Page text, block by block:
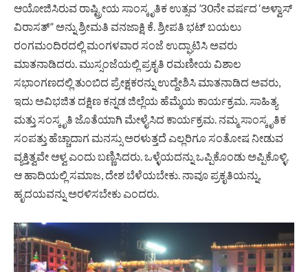
ಆಯೋಜಿಸಿರುವ ರಾಷ್ಟ್ರೀಯ ಸಾಂಸ್ಕೃತಿಕ ಉತ್ಸವ ’30ನೇ ವರ್ಷದ ‘ಅಳ್ವಾಸ್
ವಿರಾಸತ್” ಅನ್ನು ಶ್ರೀಮತಿ ವನಜಾಕ್ಷಿ ಕೆ. ಶ್ರೀಪತಿ ಭಟ್ ಬಯಲು
ರಂಗಮಂದಿರದಲ್ಲಿ ಮಂಗಳವಾರ ಸಂಜೆ ಉದ್ಘಾಟಿಸಿ ಅವರು
ಮಾತನಾಡಿದರು. ಮುಸ್ಸಂಜೆಯಲ್ಲಿ ಪ್ರಕೃತಿ ರಮಣೀಯ ವಿಶಾಲ
ಸಭಾಂಗಣದಲ್ಲಿ ತುಂಬಿದ ಪ್ರೇಕ್ಷಕರನ್ನು ಉದ್ದೇಶಿಸಿ ಮಾತನಾಡಿದ ಅವರು,
ಇದು ಅವಿಭಜಿತ ದಕ್ಷಿಣ ಕನ್ನಡ ಜಿಲ್ಲೆಯ ಹೆಮ್ಮೆಯ ಕಾರ್ಯಕ್ರಮ. ಸಾಹಿತ್ಯ
ಮತ್ತು ಸಂಸ್ಕೃತಿ ಜೊತೆಯಾಗಿ ಮೇಳೈಸಿದ ಕಾರ್ಯಕ್ರಮ. ನಮ್ಮ ಸಾಂಸ್ಕೃತಿಕ
ಸಂಪತ್ತು ಹೆಚ್ಚಾದಾಗ ಮನಸ್ಸು ಅರಳುತ್ತದೆ ಎಲ್ಲರಿಗೂ ಸಂತೋಷ ನೀಡುವ
ವ್ಯಕ್ತಿತ್ವವೇ ಆಳ್ವ ಎಂದು ಬಣ್ಣಿಸಿದರು. ಒಳ್ಳೆಯದನ್ನು ಒಪ್ಪಿಕೊಂಡು ಅಪ್ಪಿಕೊಳ್ಳಿ.
ಆ ಹಾದಿಯಲ್ಲಿ ಸಮಾಜ, ದೇಶ ಬೆಳೆಯಬೇಕು. ನಾವೂ ಪ್ರಕೃತಿಯನ್ನು,
ಹೃದಯವನ್ನು ಅರಳಿಸಬೇಕು ಎಂದರು.